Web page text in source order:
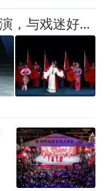
青春版《柳荫记》成都首演，与戏迷好处相逢。两场演出广受好评